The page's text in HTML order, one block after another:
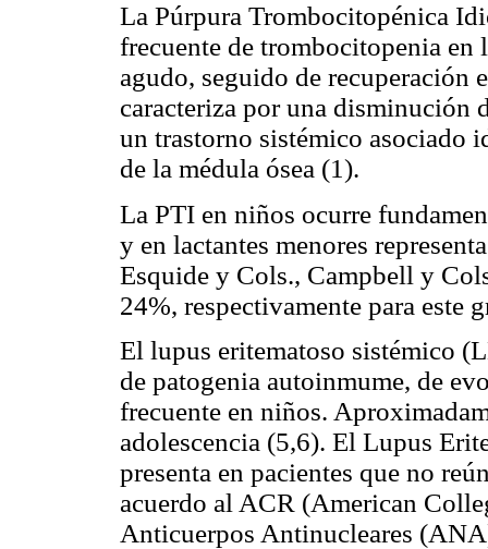
La Púrpura Trombocitopénica
frecuente de trombocitopenia
agudo, seguido de recuperación
caracteriza por una disminución
un trastorno sistémico asociado
de la médula ósea (1).
La PTI en niños ocurre
y en lactantes menores
Esquide y Cols., Campbell y
24%, respectivamente para este
El lupus eritematoso sistémico
de patogenia autoinmume, de
frecuente en niños.
adolescencia (5,6). El Lupus
presenta en pacientes que no
acuerdo al ACR (American
Anticuerpos Antinucleares